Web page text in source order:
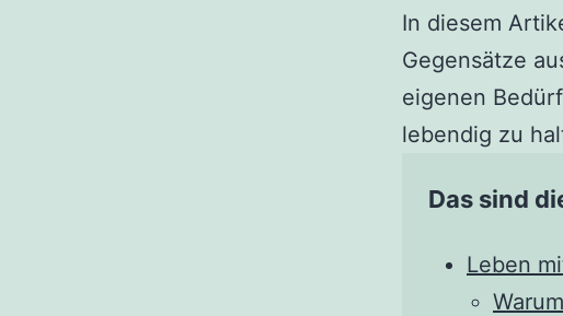
In diesem
Gegensätze
eigenen
lebendig zu
Das sind
Leben